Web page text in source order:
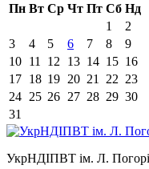
Пн Вт Ср Чт Пт Сб Нд
1
2
3
4 5 6 7 8
9
10 11 12 13 14 15 16
17 18 19 20 21 22 23
24 25 26 27 28 29 30
31
УкрНДІПВТ ім. Л.